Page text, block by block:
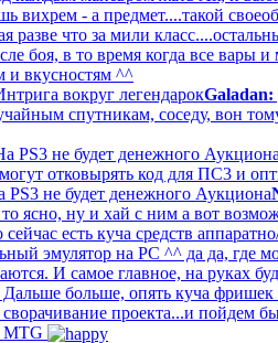
вихрем - а предмет....такой
разве что за мили
боя, в то время когда все вары
и вкусностям ^^
вокруг легендарокGaladan:
спутникам, соседу, вон
PS3 не будет денежного Аукциона
отковырять код для ПС3 и
PS3 не будет денежного Аукциона
ясно, ну и хай с ним а вот
есть куча средств
эмулятор на PC ^^ да да, где
И самое главное, на руках
больше, опять куча фришек
проекта...и пойдем
MTG